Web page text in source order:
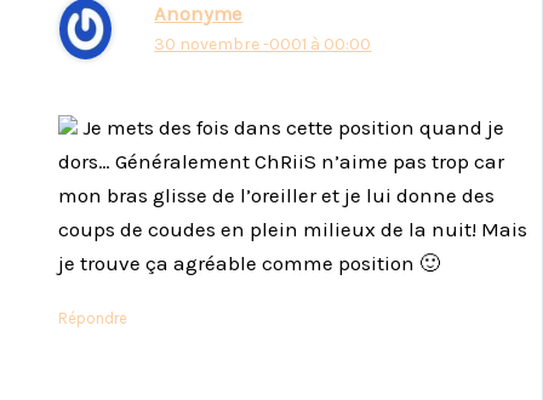
Anonyme
30 novembre -0001 à 00:00
Je mets des fois dans cette position quand je
dors… Généralement ChRiiS n’aime pas trop car
mon bras glisse de l’oreiller et je lui donne des
coups de coudes en plein milieux de la nuit! Mais
je trouve ça agréable comme position 🙂
Répondre